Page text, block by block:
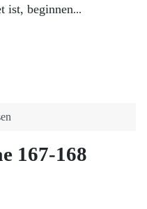
ist, beginnen...
167-168